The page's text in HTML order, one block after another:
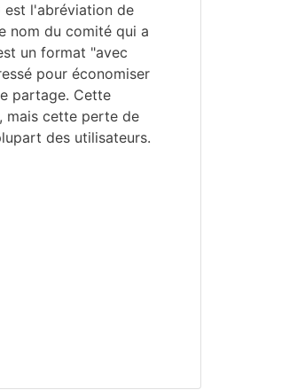
est l'abréviation de
nom du comité qui a
un format "avec
pour économiser
partage. Cette
mais cette perte de
des utilisateurs.